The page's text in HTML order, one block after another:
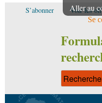
Aller au
S’abonner Voir les
Se